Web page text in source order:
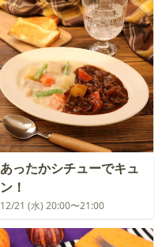
あったかシチューでキュ
ン！
12/21 (水) 20:00〜21:00